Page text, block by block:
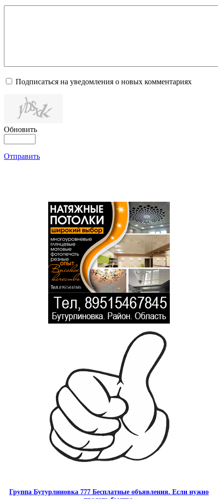
Подписаться на уведомления о новых комментариях
Обновить
Отправить
Группа Бутурлиновка 777 Бесплатные объявления. Если нужно